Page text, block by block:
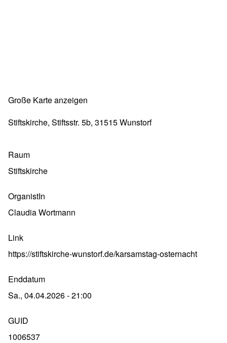
Große Karte anzeigen
Stiftskirche, Stiftsstr. 5b, 31515 Wunstorf
Raum
Stiftskirche
OrganistIn
Claudia Wortmann
Link
https://stiftskirche-wunstorf.de/karsamstag-osternacht
Enddatum
Sa., 04.04.2026 - 21:00
GUID
1006537